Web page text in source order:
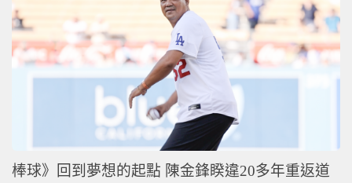
棒球》回到夢想的起點 陳金鋒睽違20多年重返道